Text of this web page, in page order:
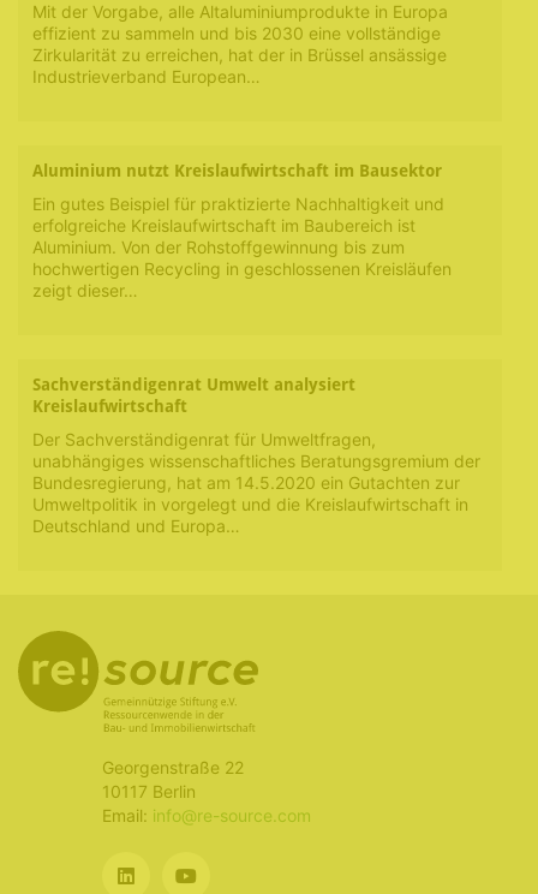
Mit der Vorgabe, alle Altaluminiumprodukte in Europa
effizient zu sammeln und bis 2030 eine vollständige
Zirkularität zu erreichen, hat der in Brüssel ansässige
Industrieverband European…
Aluminium nutzt Kreislaufwirtschaft im Bausektor
Ein gutes Beispiel für praktizierte Nachhaltigkeit und
erfolgreiche Kreislaufwirtschaft im Baubereich ist
Aluminium. Von der Rohstoffgewinnung bis zum
hochwertigen Recycling in geschlossenen Kreisläufen
zeigt dieser…
Sachverständigenrat Umwelt analysiert
Kreislaufwirtschaft
Der Sachverständigenrat für Umweltfragen,
unabhängiges wissenschaftliches Beratungsgremium der
Bundesregierung, hat am 14.5.2020 ein Gutachten zur
Umweltpolitik in vorgelegt und die Kreislaufwirtschaft in
Deutschland und Europa…
Georgenstraße 22
10117 Berlin
Email: info@re-source.com